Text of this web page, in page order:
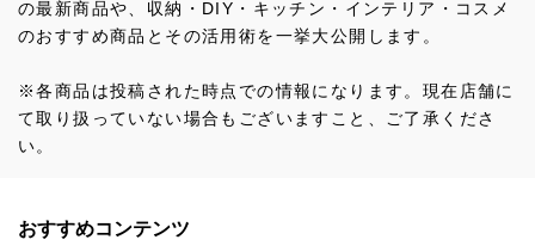
の最新商品や、収納・DIY・キッチン・インテリア・コスメ
のおすすめ商品とその活用術を一挙大公開します。
※各商品は投稿された時点での情報になります。現在店舗に
て取り扱っていない場合もございますこと、ご了承くださ
い。
おすすめコンテンツ